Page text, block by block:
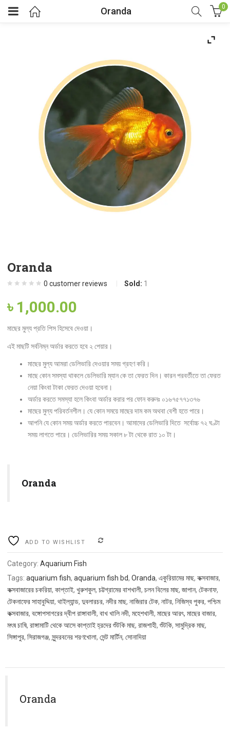
Oranda 0
Oranda
0 customer reviews Sold: 1
৳ 1,000.00
মাছের মুল্য প্রতি পিস হিসেবে দেওয়া।
এই মাছটি সর্বনিম্ন অর্ডার করতে হবে ২ পেয়ার।
মাছের মুল্য আমরা ডেলিভারি দেওয়ার সময় গ্রহণ করি।
মাছে কোন সমস্যা থাকলে ডেলিভারি ম্যান কে তা ফেরত দিন। কারন পরবর্তীতে তা ফেরত
নেয়া কিংবা টাকা ফেরত দেওয়া হবেনা।
অর্ডার করতে সমস্যা হলে কিংবা অর্ডার করার পর ফোন করুনঃ ০১৬৭৫৭৭১৩৭৬
মাছের মুল্য পরিবর্তনশীল। যে কোন সময়ে মাছের দাম কম অথবা বেশী হতে পারে।
আপনি যে কোন সময় অর্ডার করতে পারবেন। আমাদের ডেলিভারি দিতে সর্বোচ্চ ৭২ ঘণ্টা
সময় লাগতে পারে। ডেলিভারির সময় সকাল ৮ টা থেকে রাত ১০ টা।
Oranda
ADD TO WISHLIST
Category:Aquarium Fish
Tags:aquarium fish,aquarium fish bd,Oranda,একুরিয়ামের মাছ,কক্সবাজার,
কক্সবাজারের চকরিয়া,কাপ্তাই,খুরুশকুল,চট্টগ্রামের বাশখালী,চলন বিলের মাছ,জাপান,টেকনাফ,
টেকনাফের সাহাবুদ্দিয়া,থাইল্যান্ড,দুবলারচর,নদীর মাছ,নাজিরার টেক,নাটর,নিজিস্ব পুকর,পশ্চিম
কক্সবাজার,বঙ্গোপসাগরের দ্বীপ রাঙ্গাবালী,বাখ খালি নদী,মহেশখালী,মাছের আরৎ,মাছের বাজার,
মৎষ চাষি,রাঙ্গামাটি থেকে আসে কাপ্তাই হ্রদের শুঁটকি মাছ,রাজশাহী,শুঁটকি,সামুদ্রিক মাছ,
সিঙ্গাপুর,সিরাজগঞ্জ,সুন্দরবনের শরণখোলা,সেন্ট মার্টিন,সোনাদিয়া
Oranda